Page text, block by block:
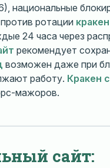
национальные
ротации
24 часа через
рекомендует
возможен даже при
работу. Кракен
мажоров.
сайт: